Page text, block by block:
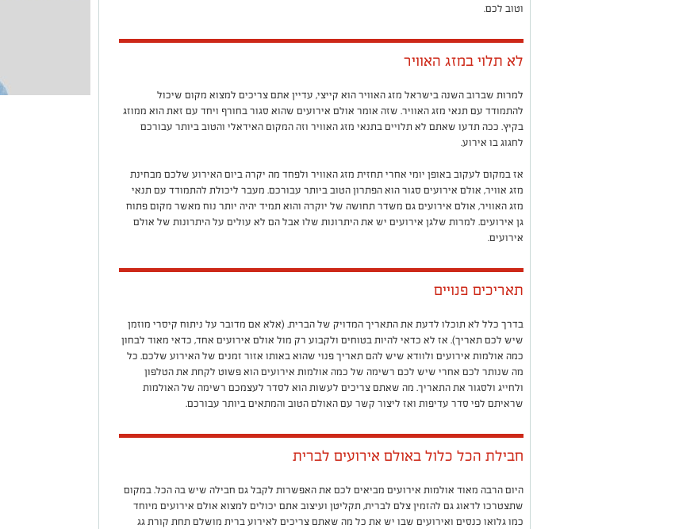
וטוב לכם.
לא תלוי במזג האוויר
למרות שברוב השנה בישראל מזג האוויר הוא קייצי, עדיין אתם צריכים למצוא מקום שיכול
להתמודד עם תנאי מזג האוויר. שזה אומר אולם אירועים שהוא סגור בחורף ויחד עם זאת הוא ממוזג
בקיץ. ככה תדעו שאתם לא תלויים בתנאי מזג האוויר וזה המקום האידאלי והטוב ביותר עבורכם
לחגוג בו אירוע.
אז במקום לעקוב באופן יומי אחרי תחזית מזג האוויר ולפחד מה יקרה ביום האירוע שלכם מבחינת
מזג אוויר, אולם אירועים סגור הוא הפתרון הטוב ביותר עבורכם. מעבר ליכולת להתמודד עם תנאי
מזג האוויר, אולם אירועים גם משדר תחושה של יוקרה והוא תמיד יהיה יותר נוח מאשר מקום פתוח
גן אירועים. למרות שלגן אירועים יש את היתרונות שלו אבל הם לא עולים על היתרונות של אולם
אירועים.
תאריכים פנויים
בדרך כלל לא תוכלו לדעת את התאריך המדויק של הברית. (אלא אם מדובר על ניתוח קיסרי מוזמן
שיש לכם תאריך). אז לא כדאי להיות בטוחים ולקבוע רק מול אולם אירועים אחד, כדאי מאוד לבחון
כמה אולמות אירועים ולוודא שיש להם תאריך פנוי שהוא באותו אזור זמנים של האירוע שלכם. כל
מה שנותר לכם אחרי שיש לכם רשימה של כמה אולמות אירועים הוא פשוט לקחת את הטלפון
ולחייג ולסגור את התאריך. מה שאתם צריכים לעשות הוא לסדר לעצמכם רשימה של האולמות
שראיתם לפי סדר עדיפות ואז ליצור קשר עם האולם הטוב והמתאים ביותר עבורכם.
חבילת הכל כלול באולם אירועים לברית
היום הרבה מאוד אולמות אירועים מביאים לכם את האפשרות לקבל גם חבילה שיש בה הכל. במקום
שתצטרכו לדאוג גם להזמין צלם לברית, תקליטן ועיצוב אתם יכולים למצוא אולם אירועים מיוחד
כמו גלואו כנסים ואירועים שבו יש את כל מה שאתם צריכים לאירוע ברית מושלם תחת קורת גג